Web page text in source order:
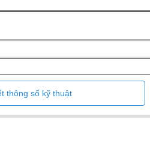
thông số kỹ thuật